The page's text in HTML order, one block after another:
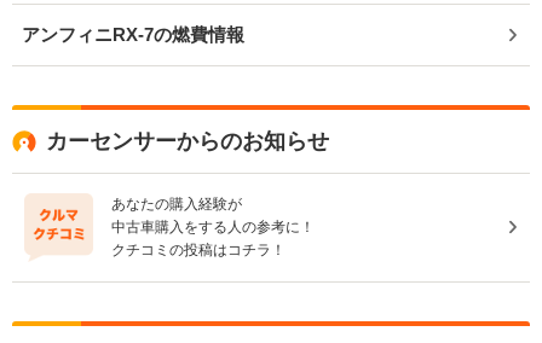
アンフィニRX-7の燃費情報
カーセンサーからのお知らせ
あなたの購入経験が
中古車購入をする人の参考に！
クチコミの投稿はコチラ！